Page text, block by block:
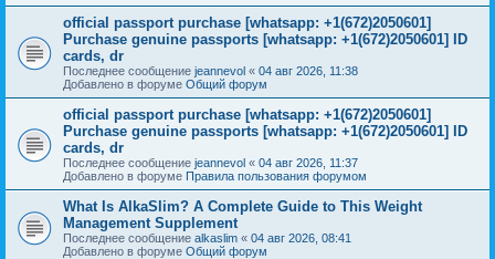
official passport purchase [whatsapp: +1(672)2050601]
Purchase genuine passports [whatsapp: +1(672)2050601] ID
cards, dr
Последнее сообщение jeannevol « 04 авг 2026, 11:38
Добавлено в форуме Общий форум
official passport purchase [whatsapp: +1(672)2050601]
Purchase genuine passports [whatsapp: +1(672)2050601] ID
cards, dr
Последнее сообщение jeannevol « 04 авг 2026, 11:37
Добавлено в форуме Правила пользования форумом
What Is AlkaSlim? A Complete Guide to This Weight
Management Supplement
Последнее сообщение alkaslim « 04 авг 2026, 08:41
Добавлено в форуме Общий форум